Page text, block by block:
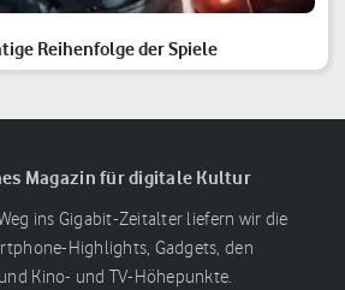
Reihenfolge der Spiele
Magazin für digitale Kultur
ins Gigabit-Zeitalter liefern wir die
Highlights, Gadgets, den
Kino- und TV-Höhepunkte.